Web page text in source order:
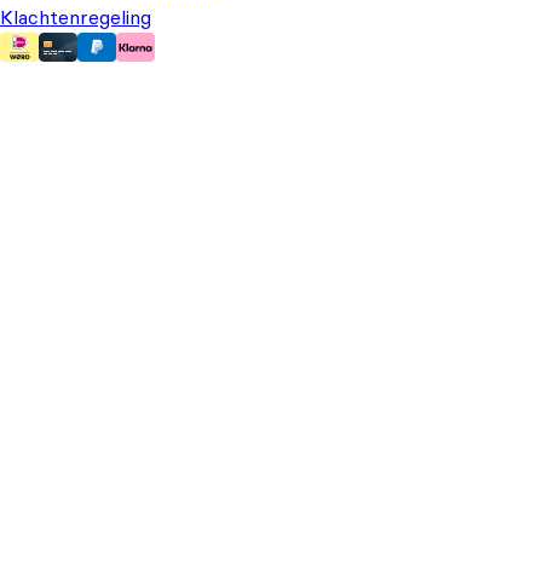
Klachtenregeling